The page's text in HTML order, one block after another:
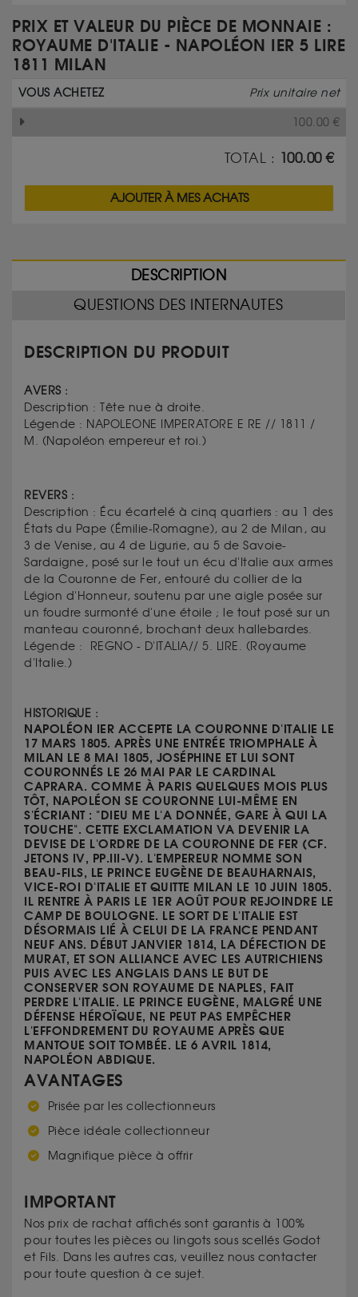
PRIX ET VALEUR DU PIÈCE DE MONNAIE :
ROYAUME D'ITALIE - NAPOLÉON IER 5 LIRE
1811 MILAN
VOUS ACHETEZ Prix unitaire net
100.00 €
TOTAL : 100.00€
AJOUTER À MES ACHATS
DESCRIPTION
QUESTIONS DES INTERNAUTES
DESCRIPTION DU PRODUIT
AVERS :
Description : Tête nue à droite.
Légende : NAPOLEONE IMPERATORE E RE // 1811 /
M. (Napoléon empereur et roi.)
REVERS :
Description : Écu écartelé à cinq quartiers : au 1 des
États du Pape (Émilie-Romagne), au 2 de Milan, au
3 de Venise, au 4 de Ligurie, au 5 de Savoie-
Sardaigne, posé sur le tout un écu d'Italie aux armes
de la Couronne de Fer, entouré du collier de la
Légion d'Honneur, soutenu par une aigle posée sur
un foudre surmonté d'une étoile ; le tout posé sur un
manteau couronné, brochant deux hallebardes.
Légende :
REGNO - D'ITALIA// 5. LIRE. (Royaume
d'Italie.)
HISTORIQUE :
NAPOLÉON IER ACCEPTE LA COURONNE D'ITALIE LE
17 MARS 1805. APRÈS UNE ENTRÉE TRIOMPHALE À
MILAN LE 8 MAI 1805, JOSÉPHINE ET LUI SONT
COURONNÉS LE 26 MAI PAR LE CARDINAL
CAPRARA. COMME À PARIS QUELQUES MOIS PLUS
TÔT, NAPOLÉON SE COURONNE LUI-MÊME EN
S'ÉCRIANT : "DIEU ME L'A DONNÉE, GARE À QUI LA
TOUCHE". CETTE EXCLAMATION VA DEVENIR LA
DEVISE DE L'ORDRE DE LA COURONNE DE FER (CF.
JETONS IV, PP.III-V). L'EMPEREUR NOMME SON
BEAU-FILS, LE PRINCE EUGÈNE DE BEAUHARNAIS,
VICE-ROI D'ITALIE ET QUITTE MILAN LE 10 JUIN 1805.
IL RENTRE À PARIS LE 1ER AOÛT POUR REJOINDRE LE
CAMP DE BOULOGNE. LE SORT DE L'ITALIE EST
DÉSORMAIS LIÉ À CELUI DE LA FRANCE PENDANT
NEUF ANS. DÉBUT JANVIER 1814, LA DÉFECTION DE
MURAT, ET SON ALLIANCE AVEC LES AUTRICHIENS
PUIS AVEC LES ANGLAIS DANS LE BUT DE
CONSERVER SON ROYAUME DE NAPLES, FAIT
PERDRE L'ITALIE. LE PRINCE EUGÈNE, MALGRÉ UNE
DÉFENSE HÉROÏQUE, NE PEUT PAS EMPÊCHER
L'EFFONDREMENT DU ROYAUME APRÈS QUE
MANTOUE SOIT TOMBÉE. LE 6 AVRIL 1814,
NAPOLÉON ABDIQUE.
AVANTAGES
Prisée par les collectionneurs
Pièce idéale collectionneur
Magnifique pièce à offrir
IMPORTANT
Nos prix de rachat affichés sont garantis à 100%
pour toutes les pièces ou lingots sous scellés Godot
et Fils. Dans les autres cas, veuillez nous contacter
pour toute question à ce sujet.